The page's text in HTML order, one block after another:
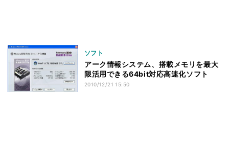
ソフト
アーク情報システム、搭載メモリを最大
限活用できる64bit対応高速化ソフト
2010/12/21 15:50